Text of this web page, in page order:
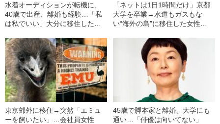
水着オーディションが転機に、
40歳で出産、離婚も経験…「私
は私でいい」大分に移住した財
「ネットは1日1時間だけ」京都
大学を卒業→水道もガスもな
い“海外の島”に移住した女性
東京郊外に移住→突然「エミュ
ーを飼いたい」…会社員女性
45歳で脚本家と離婚、大学にも
通い…「俳優は向いてない」